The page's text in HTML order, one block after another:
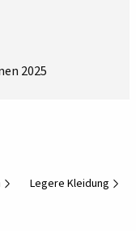
2025
Legere Kleidung